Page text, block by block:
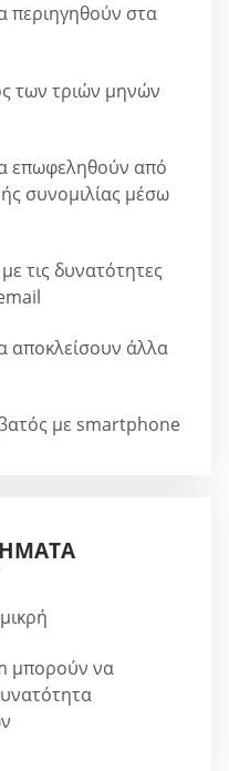
περιηγηθούν στα
των τριών μηνών
επωφεληθούν από
συνομιλίας μέσω
τις δυνατότητες
αποκλείσουν άλλα
με smartphone
μπορούν να